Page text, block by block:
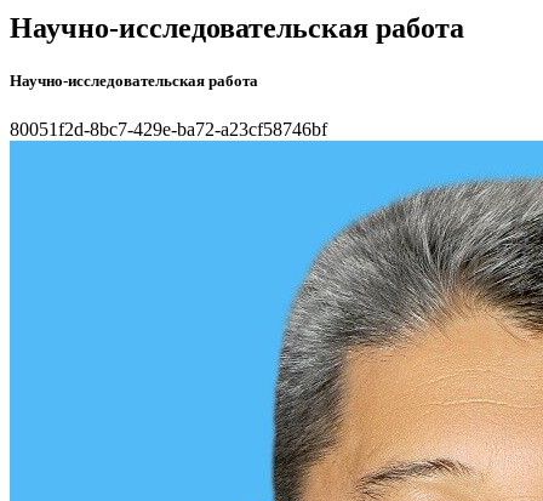
Научно-исследовательская работа
Научно-исследовательская работа
80051f2d-8bc7-429e-ba72-a23cf58746bf